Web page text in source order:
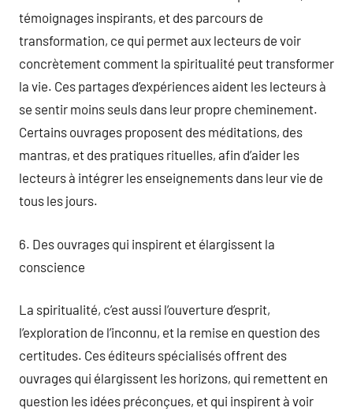
témoignages inspirants, et des parcours de
transformation, ce qui permet aux lecteurs de voir
concrètement comment la spiritualité peut transformer
la vie. Ces partages d’expériences aident les lecteurs à
se sentir moins seuls dans leur propre cheminement.
Certains ouvrages proposent des méditations, des
mantras, et des pratiques rituelles, afin d’aider les
lecteurs à intégrer les enseignements dans leur vie de
tous les jours.
6. Des ouvrages qui inspirent et élargissent la
conscience
La spiritualité, c’est aussi l’ouverture d’esprit,
l’exploration de l’inconnu, et la remise en question des
certitudes. Ces éditeurs spécialisés offrent des
ouvrages qui élargissent les horizons, qui remettent en
question les idées préconçues, et qui inspirent à voir